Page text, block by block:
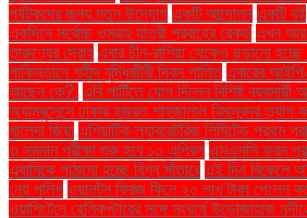
পর্যটকদের জন্য নতুন উদ্যোগ একটি আন্দোলন একটি বই
একদিনে সর্বোচ্চ ওমরাহ যাত্রী প্রবাহের রেকর্ড এখন আর
তারুণ্যের দ্রোহ এবার চীন-রাশিয়া থেকেও ছড়ানো
পাকিস্তানে শহীদ বুদ্ধিজীবী দিবস পালিত এবারের
আছেন কে?. এবি পার্টিতে যোগ দিলেন বিশিষ্ট
অ্যাম্বুলেন্সে ঢাকার হজরত শাহজালাল বিমানবন্দর
খালেদা জিয়া এশিয়াটিক ল্যাবরেটরিজ লিমিটেড প্রথম
ও সমমান পরীক্ষা শুরু হবে ১০ এপ্রিল এসএসসি ফরম
এ্যানিকে পাঠানো হচ্ছে বিশ্ব সাঁতারে ওই দিন বিকেলে
নেয় পুলিশ ওয়ালটন ফ্রিজ কিনে ২০ লাখ টাকা পেলেন
ওয়াশিংটনে হেলিকপ্টারের সঙ্গে সংঘর্ষে উড়োজাহাজ